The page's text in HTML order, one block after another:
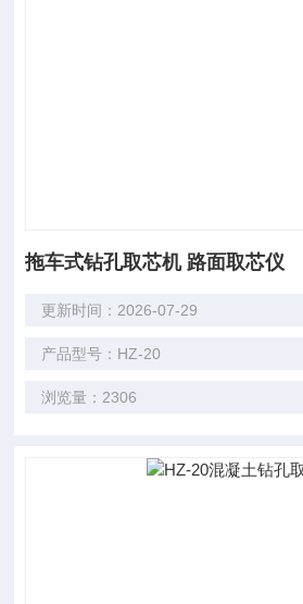
拖车式钻孔取芯机 路面取芯仪
更新时间：2026-07-29
产品型号：HZ-20
浏览量：2306